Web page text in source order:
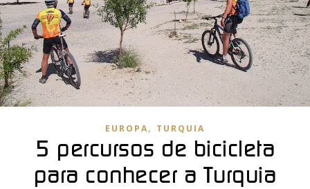
EUROPA, TURQUIA
5 percursos de bicicleta
para conhecer a Turquia